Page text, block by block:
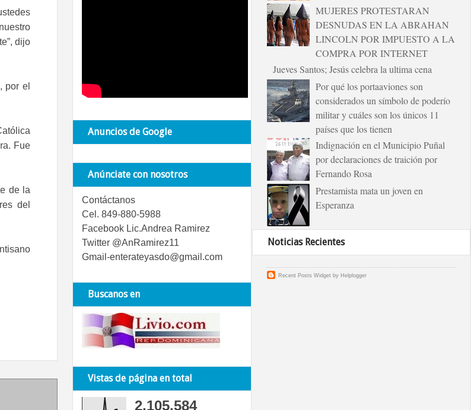
dijo
por el
Fue
de la
del
Anuncios de Google
Anúnciate con nosotros
Contáctanos
Cel. 849-880-5988
Facebook Lic.Andrea Ramirez
Twitter @AnRamirez11
Gmail-enterateyasdo@gmail.com
Buscanos en
Vistas de página en total
2,105,584
MUJERES PROTESTARAN
DESNUDAS EN LA ABRAHAN
LINCOLN POR IMPUESTO A LA
COMPRA POR INTERNET
Jueves Santos; Jesús celebra la ultima cena
Por qué los portaaviones son
considerados un símbolo de poderío
militar y cuáles son los únicos 11
países que los tienen
Indignación en el Municipio Puñal
por declaraciones de traición por
Fernando Rosa
Prestamista mata un joven en
Esperanza
Noticias Recientes
Recent Posts Widgetby Helplogger